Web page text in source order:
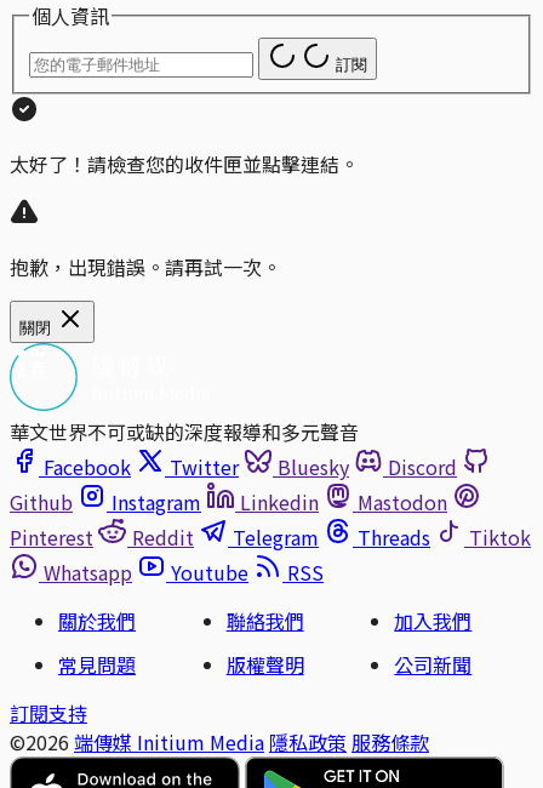
個人資訊
訂閱
太好了！請檢查您的收件匣並點擊連結。
抱歉，出現錯誤。請再試一次。
關閉
華文世界不可或缺的深度報導和多元聲音
Facebook
Twitter Bluesky
Discord
Github
Instagram Linkedin
Mastodon
Pinterest
Reddit Telegram Threads
Tiktok
Whatsapp
Youtube
RSS
關於我們
聯絡我們
加入我們
常見問題
版權聲明
公司新聞
訂閱支持
©2026 端傳媒 Initium Media 隱私政策 服務條款